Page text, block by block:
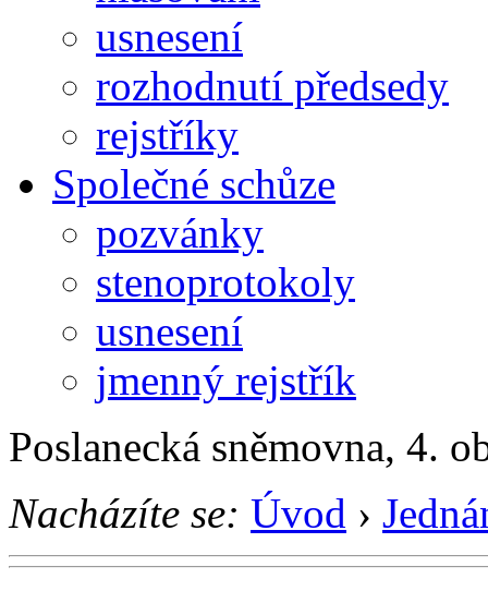
usnesení
rozhodnutí předsedy
rejstříky
Společné schůze
pozvánky
stenoprotokoly
usnesení
jmenný rejstřík
Poslanecká sněmovna, 4.
Nacházíte se: Úvod ›